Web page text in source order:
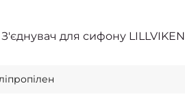
З'єднувач для сифону LILLVIKEN